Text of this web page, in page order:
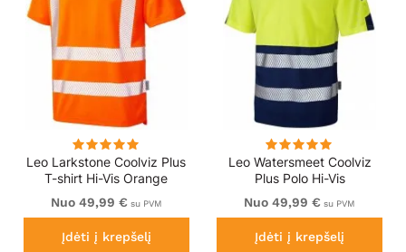
Leo Larkstone Coolviz Plus
T-shirt Hi-Vis Orange
Nuo 49,99 € su PVM
Įdėti į krepšelį
Leo Watersmeet Coolviz
Plus Polo Hi-Vis
Yellow/Navy
Nuo 49,99 € su PVM
Įdėti į krepšelį